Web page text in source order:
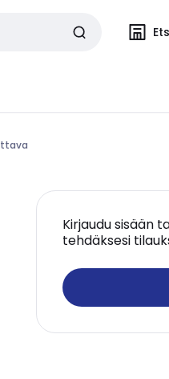
Kirjaudu sisään
tehdäksesi